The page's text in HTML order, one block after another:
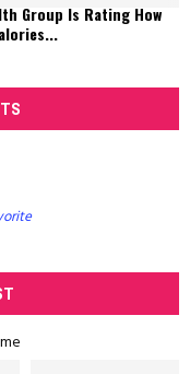
Group Is Rating How